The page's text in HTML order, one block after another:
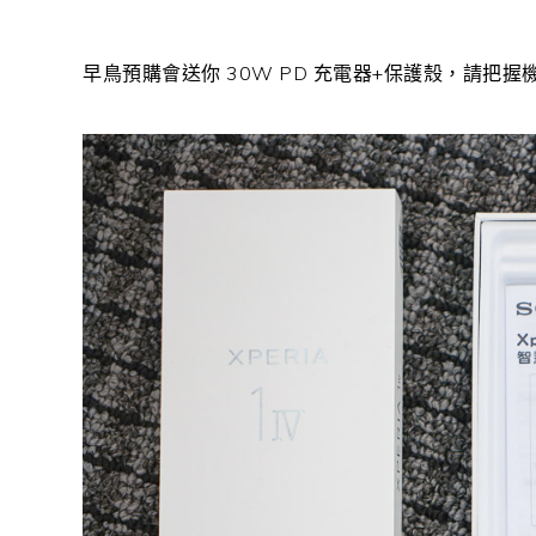
早鳥預購會送你 30W PD 充電器+保護殼，請把握